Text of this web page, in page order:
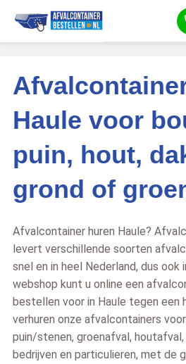
Haule voor
puin, hout,
grond of
Afvalcontainer huren Haule?
levert verschillende soorten
snel en in heel Nederland, dus ook
webshop kunt u online een
bestellen voor in Haule tegen een
verhuren onze afvalcontainers
puin/stenen, groenafval,
bedrijven en particulieren, met de